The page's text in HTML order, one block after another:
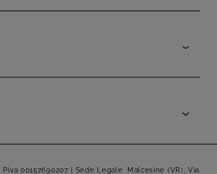
Piva 00157690207 | Sede Legale: Malcesine (VR), Via